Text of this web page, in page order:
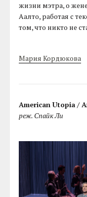
жизни мэтра, о
Аалто, работая с
том, что никто не
Мария Кордюкова
American Utopia /
реж. Спайк Ли